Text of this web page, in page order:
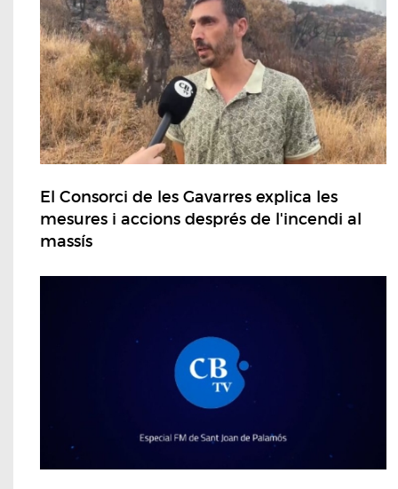
El Consorci de les Gavarres explica les
mesures i accions després de l'incendi al
massís